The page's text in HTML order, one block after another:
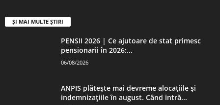
ȘI MAI MULTE ȘTIRI
PENSII 2026 | Ce ajutoare de stat primesc
pensionarii în 2026:...
06/08/2026
ANPIS plătește mai devreme alocațiile și
indemnizațiile în august. Când intră...